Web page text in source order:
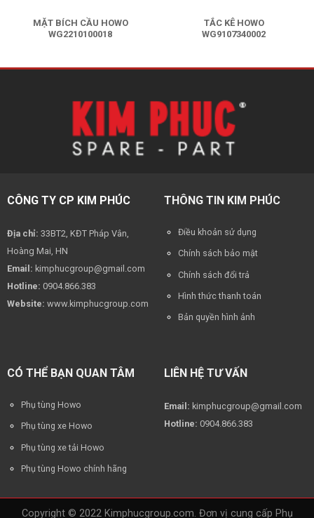
MẶT BÍCH CẦU HOWO
WG2210100018
TẮC KÊ HOWO
WG9107340002
CÔNG TY CP KIM PHÚC
Địa chỉ: 33BT2, KĐT Pháp Vân,
Hoàng Mai, HN
Email: kimphucgroup@gmail.com
Hotline: 0904.866.383
Website: www.kimphucgroup.com
THÔNG TIN KIM PHÚC
Điều khoản sử dụng
Chính sách bảo mật
Chính sách đổi trả
Hình thức thanh toán
Bản quyền hình ảnh
CÓ THỂ BẠN QUAN TÂM
Phụ tùng Howo
Phụ tùng xe Howo
Phụ tùng xe tải Howo
Phụ tùng Howo chính hãng
LIÊN HỆ TƯ VẤN
Email: kimphucgroup@gmail.com
Hotline: 0904.866.383
Copyright © 2022 Kimphucgroup.com. Đơn vị cung cấp Phụ